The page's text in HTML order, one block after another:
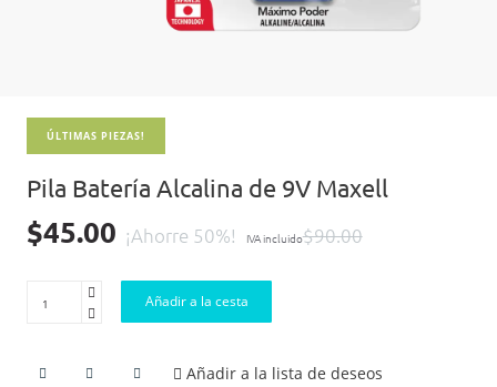
ÚLTIMAS PIEZAS!
Pila Batería Alcalina de 9V Maxell
$90.00
¡Ahorre 50%!
$45.00 IVA incluido
Añadir a la cesta
Añadir a la lista de deseos